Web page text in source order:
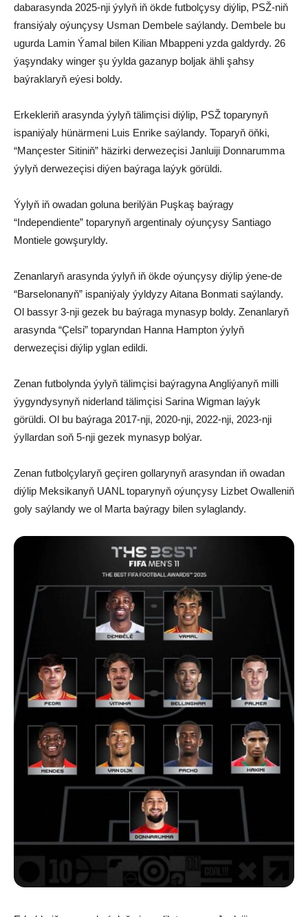
dabarasynda 2025-nji ýylyň iň ökde futbolçysy diýlip, PSŽ-niň
fransiýaly oýunçysy Usman Dembele saýlandy. Dembele bu
ugurda Lamin Ýamal bilen Kilian Mbappeni yzda galdyrdy. 26
ýaşyndaky winger şu ýylda gazanyp boljak ähli şahsy
baýraklaryň eýesi boldy.
Erkekleriň arasynda ýylyň tälimçisi diýlip, PSŽ toparynyň
ispaniýaly hünärmeni Luis Enrike saýlandy. Toparyň öňki,
“Mançester Sitiniň” häzirki derwezeçisi Janluiji Donnarumma
ýylyň derwezeçisi diýen baýraga laýyk görüldi.
Ýylyň iň owadan goluna berilýän Puşkaş baýragy
“Independiente” toparynyň argentinaly oýunçysy Santiago
Montiele gowşuryldy.
Zenanlaryň arasynda ýylyň iň ökde oýunçysy diýlip ýene-de
“Barselonanyň” ispaniýaly ýyldyzy Aitana Bonmati saýlandy.
Ol bassyr 3-nji gezek bu baýraga mynasyp boldy. Zenanlaryň
arasynda “Çelsi” toparyndan Hanna Hampton ýylyň
derwezeçisi diýlip yglan edildi.
Zenan futbolynda ýylyň tälimçisi baýragyna Angliýanyň milli
ýygyndysynyň niderland tälimçisi Sarina Wigman laýyk
görüldi. Ol bu baýraga 2017-nji, 2020-nji, 2022-nji, 2023-nji
ýyllardan soň 5-nji gezek mynasyp bolýar.
Zenan futbolçylaryň geçiren gollarynyň arasyndan iň owadan
diýlip Meksikanyň UANL toparynyň oýunçysy Lizbet Owalleniň
goly saýlandy we ol Marta baýragy bilen sylaglandy.